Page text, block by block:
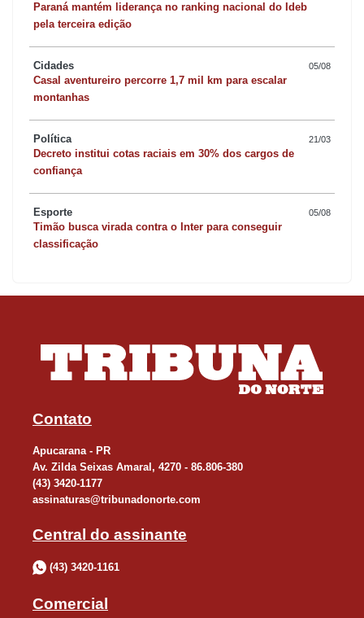
Paraná mantém liderança no ranking nacional do Ideb
pela terceira edição
Cidades 05/08
Casal aventureiro percorre 1,7 mil km para escalar
montanhas
Política 21/03
Decreto institui cotas raciais em 30% dos cargos de
confiança
Esporte 05/08
Timão busca virada contra o Inter para conseguir
classificação
Contato
Apucarana - PR
Av. Zilda Seixas Amaral, 4270 - 86.806-380
(43) 3420-1177
assinaturas@tribunadonorte.com
Central do assinante
(43) 3420-1161
Comercial